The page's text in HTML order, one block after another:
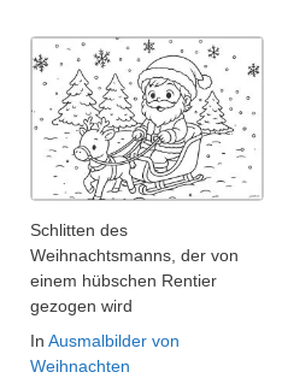
Schlitten des
Weihnachtsmanns, der von
einem hübschen Rentier
gezogen wird
In Ausmalbilder von
Weihnachten